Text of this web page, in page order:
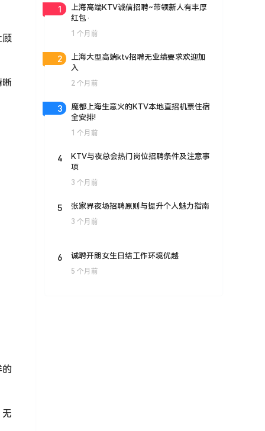
顾
1
上海高端KTV诚信招聘~带领新人有丰厚
红包·
1 个月前
2
上海大型高端ktv招聘无业绩要求欢迎加
入
2 个月前
3
魔都上海生意火的KTV本地直招机票住宿
全安排!
1 个月前
4
KTV与夜总会热门岗位招聘条件及注意事
项
3 个月前
5 张家界夜场招聘原则与提升个人魅力指南
3 个月前
6 诚聘开朗女生日结工作环境优越
5 个月前